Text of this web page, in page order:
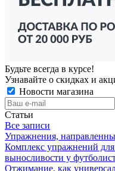
Будьте всегда в курсе!
Узнавайте о скидках и
Новости магазина
Статьи
Все записи
Упражнения,
Комплекс упражнений для
выносливости у
Отжимание, как